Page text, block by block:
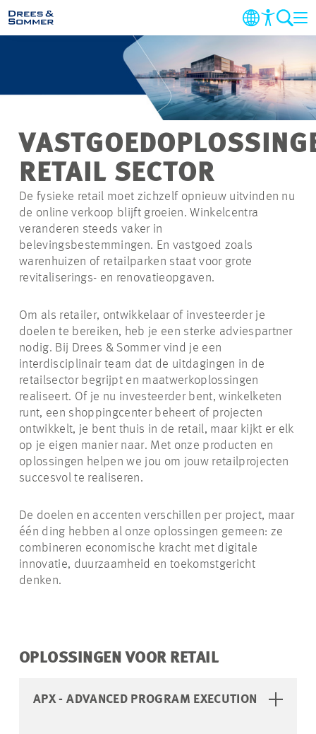
DIENSTEN
SECTOREN
PROJECTEN
BEDRIJF
DUURZAAMHEID
CARRIERE
CONTACT
RETAIL SECTOR
De fysieke retail moet zichzelf opnieuw uitvinden nu
de online verkoop blijft groeien. Winkelcentra
veranderen steeds vaker in
belevingsbestemmingen. En vastgoed zoals
warenhuizen of retailparken staat voor grote
revitaliserings- en renovatieopgaven.
Om als retailer, ontwikkelaar of investeerder je
doelen te bereiken, heb je een sterke adviespartner
nodig. Bij Drees & Sommer vind je een
interdisciplinair team dat de uitdagingen in de
retailsector begrijpt en maatwerkoplossingen
realiseert. Of je nu investeerder bent, winkelketen
runt, een shoppingcenter beheert of projecten
ontwikkelt, je bent thuis in de retail, maar kijkt er elk
op je eigen manier naar. Met onze producten en
oplossingen helpen we jou om jouw retailprojecten
succesvol te realiseren.
De doelen en accenten verschillen per project, maar
één ding hebben al onze oplossingen gemeen: ze
combineren economische kracht met digitale
innovatie, duurzaamheid en toekomstgericht
denken.
OPLOSSINGEN VOOR RETAIL
APX - ADVANCED PROGRAM EXECUTION